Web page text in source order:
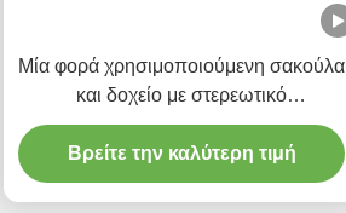
Μία φορά χρησιμοποιούμενη σακούλα
και δοχείο με στερεωτικό
1500cc/2500cc
Βρείτε την καλύτερη τιμή